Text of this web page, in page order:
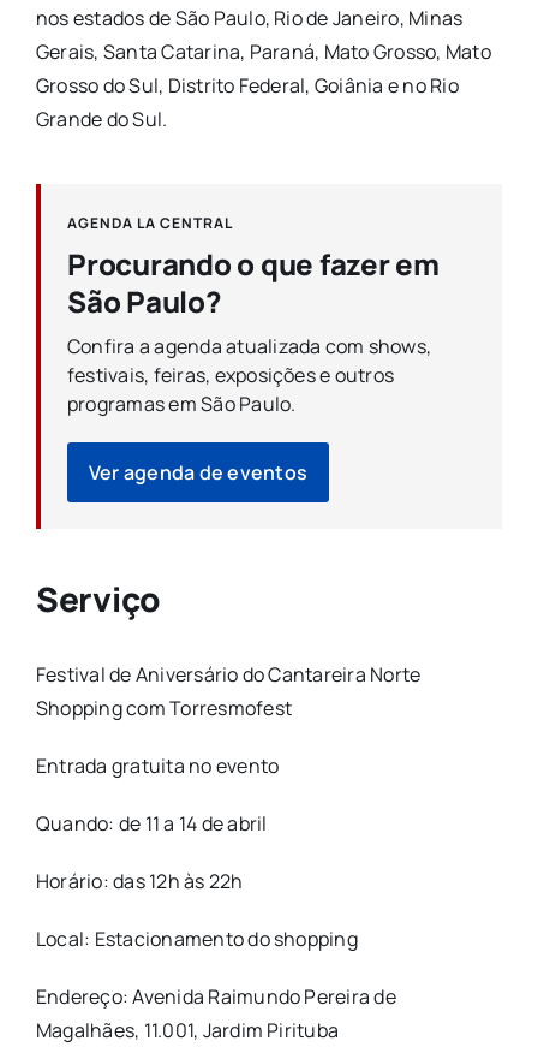
nos estados de São Paulo, Rio de Janeiro, Minas
Gerais, Santa Catarina, Paraná, Mato Grosso, Mato
Grosso do Sul, Distrito Federal, Goiânia e no Rio
Grande do Sul.
AGENDA LA CENTRAL
Procurando o que fazer em
São Paulo?
Confira a agenda atualizada com shows,
festivais, feiras, exposições e outros
programas em São Paulo.
Ver agenda de eventos
Serviço
Festival de Aniversário do Cantareira Norte
Shopping com Torresmofest
Entrada gratuita no evento
Quando: de 11 a 14 de abril
Horário: das 12h às 22h
Local: Estacionamento do shopping
Endereço: Avenida Raimundo Pereira de
Magalhães, 11.001, Jardim Pirituba